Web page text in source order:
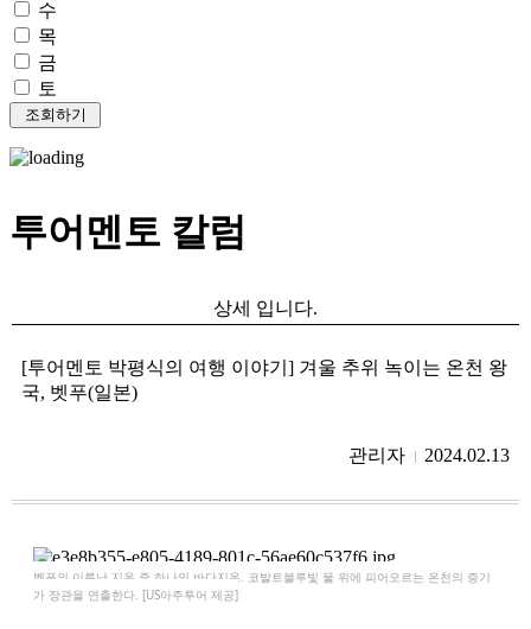
수
목
금
토
투어멘토 칼럼
상세 입니다.
[투어멘토 박평식의 여행 이야기] 겨울 추위 녹이는 온천 왕
국, 벳푸(일본)
관리자 2024.02.13
벳푸의 이름난 지옥 중 하나인 바다지옥. 코발트블루빛 물 위에 피어오르는 온천의 증기
가 장관을 연출한다. [US아주투어 제공]